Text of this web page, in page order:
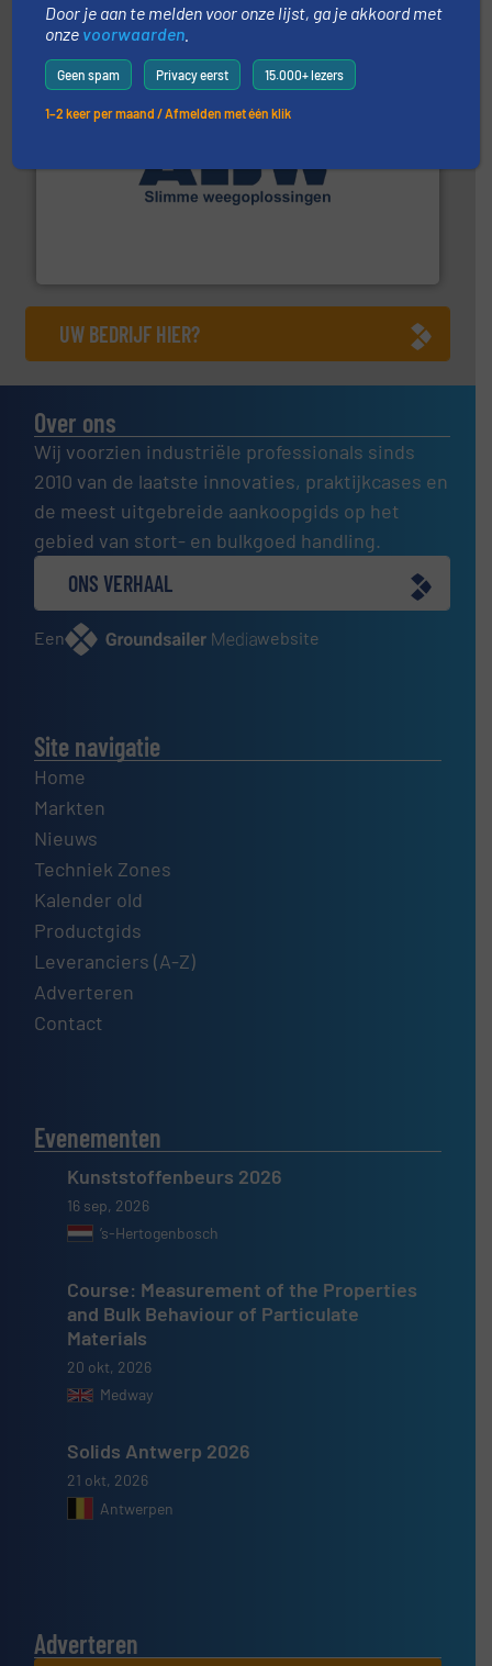
geautomatiseerde weegoplossingen.Meer info ➜
UW BEDRIJF HIER?
Over ons
Wij voorzien industriële professionals sinds
2010 van de laatste innovaties, praktijkcases en
de meest uitgebreide aankoopgids op het
gebied van stort- en bulkgoed handling.
ONS VERHAAL
Een website
Site navigatie
Home
Markten
Nieuws
Techniek Zones
Kalender old
Productgids
Leveranciers (A-Z)
Adverteren
Contact
Evenementen
Kunststoffenbeurs 2026
16 sep, 2026
’s-Hertogenbosch
Course: Measurement of the Properties
and Bulk Behaviour of Particulate
Materials
20 okt, 2026
Medway
Solids Antwerp 2026
21 okt, 2026
Antwerpen
Adverteren
Door je aan te melden voor onze lijst, ga je akkoord met
onze voorwaarden
Geen spam Privacy eerst 15.000+ lezers
1–2 keer per maand / Afmelden met één klik